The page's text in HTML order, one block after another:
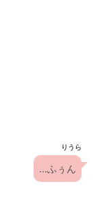
りうら
...ふぅん